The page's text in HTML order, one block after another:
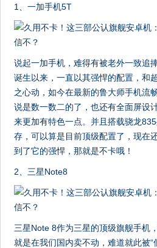
1、一加手机5T
说起一加手机，难得有被老外一致追
诞生以来，一直以其强悍的配置，和
之心动，如今在最新的鲁大师手机流
说是数一数二的了，也还有全面屏设
来更加有特色一点。并且搭载骁龙
存，可以算是目前顶级配置了，现在
到了它的强悍，那就是不卡哦！
2、三星Note8
三星Note 8作为三星的顶级旗舰手机
就是在我们国内卖不动，难道就此被“